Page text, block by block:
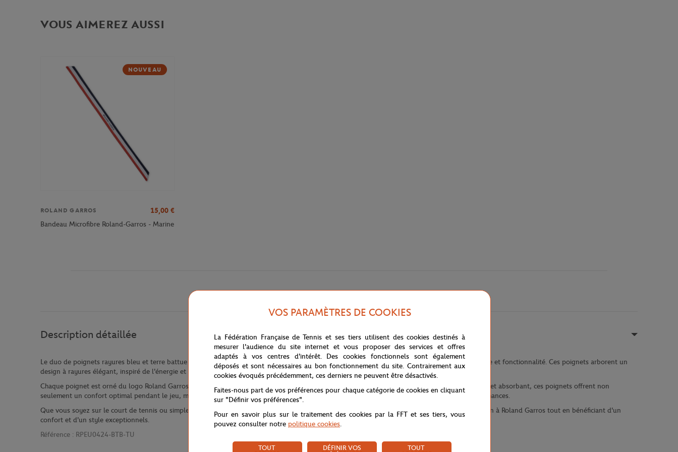
VOUS AIMEREZ AUSSI
NOUVEAU
ROLAND GARROS 15,00 €
Bandeau Microfibre Roland-Garros - Marine
Description détaillée
Le duo de poignets rayures bleu et terre battue de la collection Pop Energy est l'accessoire parfait pour compléter votre tenue de tennis avec style et fonctionnalité. Ces poignets arborent un
design à rayures élégant, inspiré de l'énergie et de la passion du tennis sur différentes surfaces de jeu.
Chaque poignet est orné du logo Roland Garros, ajoutant une touche d'authenticité et de prestige à votre look. Fabriqués dans un matériau doux et absorbant, ces poignets offrent non
seulement un confort optimal pendant le jeu, mais absorbent également la transpiration pour vous permettre de rester concentré sur vos performances.
Que vous soyez sur le court de tennis ou simplement en train de vous entraîner, ce duo de poignets est un choix parfait pour afficher votre soutien à Roland Garros tout en bénéficiant d'un
confort et d'un style exceptionnels.
Référence : RPEU0424-BTB-TU
VOS PARAMÈTRES DE COOKIES
La Fédération Française de Tennis et ses tiers utilisent des cookies destinés à
mesurer l'audience du site internet et vous proposer des services et offres
adaptés à vos centres d'intérêt. Des cookies fonctionnels sont également
déposés et sont nécessaires au bon fonctionnement du site. Contrairement aux
cookies évoqués précédemment, ces derniers ne peuvent être désactivés.
Faites-nous part de vos préférences pour chaque catégorie de cookies en cliquant
sur "Définir vos préférences".
Pour en savoir plus sur le traitement des cookies par la FFT et ses tiers, vous
pouvez consulter notre politique cookies.
TOUT
DÉFINIR VOS
TOUT